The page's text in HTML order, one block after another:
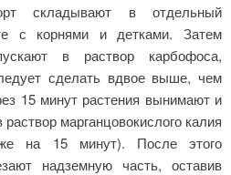
складывают в отдельный
с корнями и детками. Затем
в раствор карбофоса,
сделать вдвое выше, чем
15 минут растения вынимают и
марганцовокислого калия
на 15 минут). После этого
надземную часть, оставив